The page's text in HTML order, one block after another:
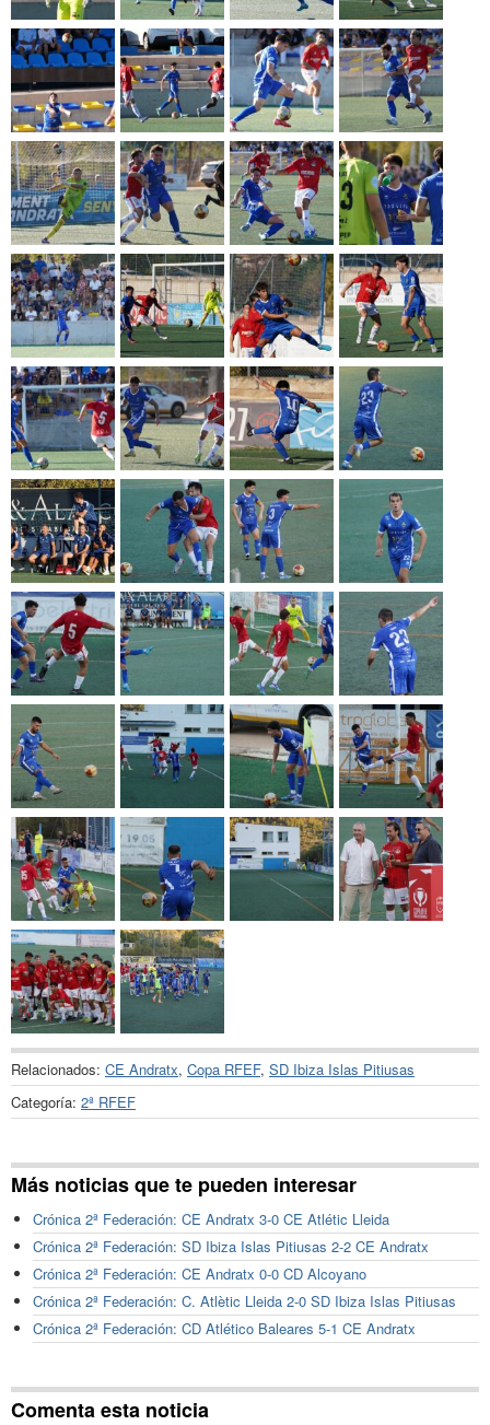
Relacionados: CE Andratx, Copa RFEF, SD Ibiza Islas Pitiusas
Categoría: 2ª RFEF
Más noticias que te pueden interesar
Crónica 2ª Federación: CE Andratx 3-0 CE Atlétic Lleida
Crónica 2ª Federación: SD Ibiza Islas Pitiusas 2-2 CE Andratx
Crónica 2ª Federación: CE Andratx 0-0 CD Alcoyano
Crónica 2ª Federación: C. Atlètic Lleida 2-0 SD Ibiza Islas Pitiusas
Crónica 2ª Federación: CD Atlético Baleares 5-1 CE Andratx
Comenta esta noticia